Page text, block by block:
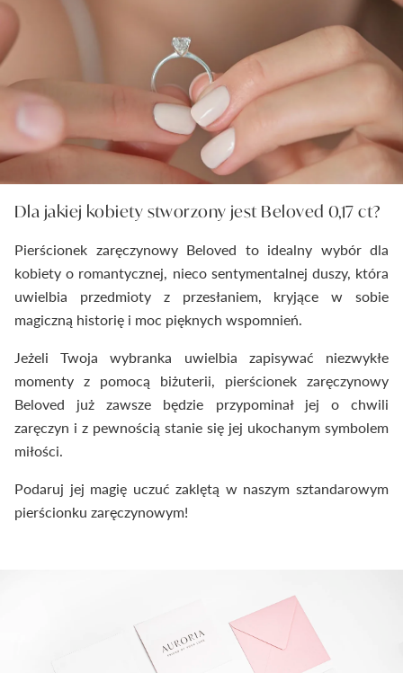
Dla jakiej kobiety stworzony jest Beloved 0,17 ct?
Pierścionek zaręczynowy Beloved to idealny wybór dla
kobiety o romantycznej, nieco sentymentalnej duszy, która
uwielbia przedmioty z przesłaniem, kryjące w sobie
magiczną historię i moc pięknych wspomnień.
Jeżeli Twoja wybranka uwielbia zapisywać niezwykłe
momenty z pomocą biżuterii, pierścionek zaręczynowy
Beloved już zawsze będzie przypominał jej o chwili
zaręczyn i z pewnością stanie się jej ukochanym symbolem
miłości.
Podaruj jej magię uczuć zaklętą w naszym sztandarowym
pierścionku zaręczynowym!